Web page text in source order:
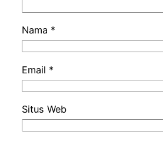
Nama *
Email *
Situs Web